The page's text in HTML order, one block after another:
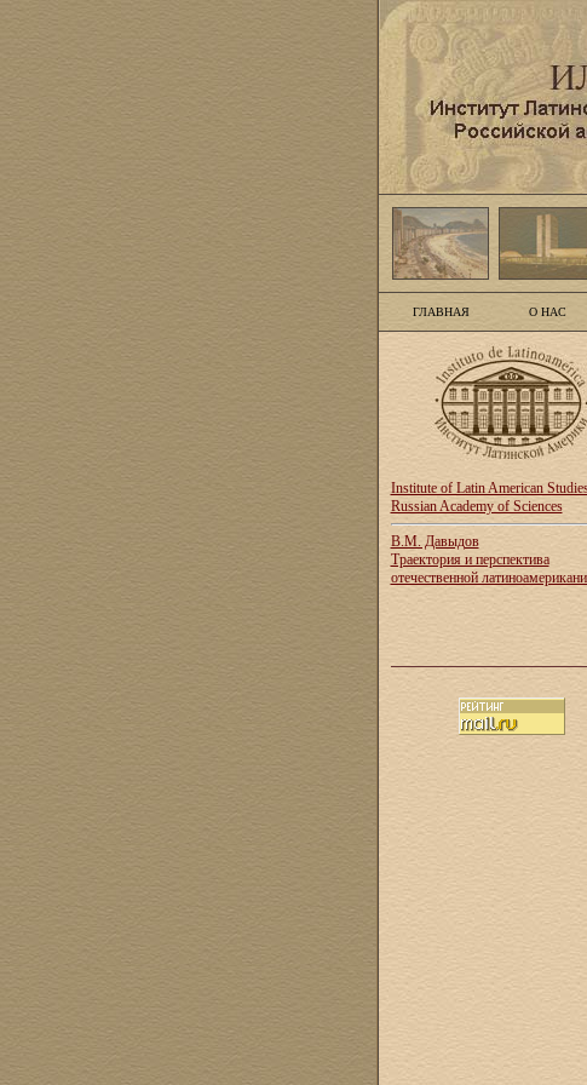
ГЛАВНАЯ О НАС
Institute of Latin American
Russian Academy of Sciences
В.М. Давыдов
Траектория и перспектива
отечественной